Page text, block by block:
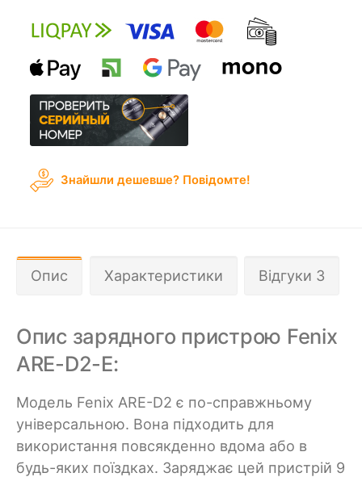
Знайшли дешевше? Повідомте!
Опис Характеристики Відгуки 3
Опис зарядного пристрою Fenix
ARE-D2-E:
Модель Fenix ARE-D2 є по-справжньому
універсальною. Вона підходить для
використання повсякденно вдома або в
будь-яких поїздках. Заряджає цей пристрій 9